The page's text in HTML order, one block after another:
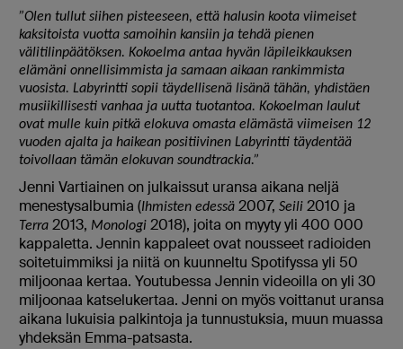
”Olen tullut siihen pisteeseen, että halusin koota viimeiset
kaksitoista vuotta samoihin kansiin ja tehdä pienen
välitilinpäätöksen. Kokoelma antaa hyvän läpileikkauksen
elämäni onnellisimmista ja samaan aikaan rankimmista
vuosista. Labyrintti sopii täydellisenä lisänä tähän, yhdistäen
musiikillisesti vanhaa ja uutta tuotantoa. Kokoelman laulut
ovat mulle kuin pitkä elokuva omasta elämästä viimeisen 12
vuoden ajalta ja haikean positiivinen Labyrintti täydentää
toivollaan tämän elokuvan soundtrackia.”
Jenni Vartiainen on julkaissut uransa aikana neljä
menestysalbumia (Ihmisten edessä 2007, Seili 2010 ja
Terra 2013, Monologi 2018), joita on myyty yli 400 000
kappaletta. Jennin kappaleet ovat nousseet radioiden
soitetuimmiksi ja niitä on kuunneltu Spotifyssa yli 50
miljoonaa kertaa. Youtubessa Jennin videoilla on yli 30
miljoonaa katselukertaa. Jenni on myös voittanut uransa
aikana lukuisia palkintoja ja tunnustuksia, muun muassa
yhdeksän Emma-patsasta.